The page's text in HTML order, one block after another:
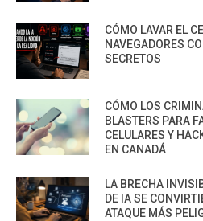
CÓMO LAVAR EL
NAVEGADORES
SECRETOS
CÓMO LOS
BLASTERS PARA
CELULARES Y
EN CANADÁ
LA BRECHA
DE IA SE
ATAQUE MÁS